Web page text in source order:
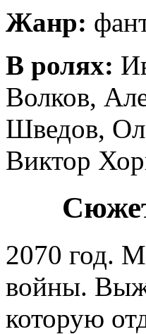
Жанр:
В ролях:
Волков,
Шведов,
Виктор
2070 год.
войны.
которую